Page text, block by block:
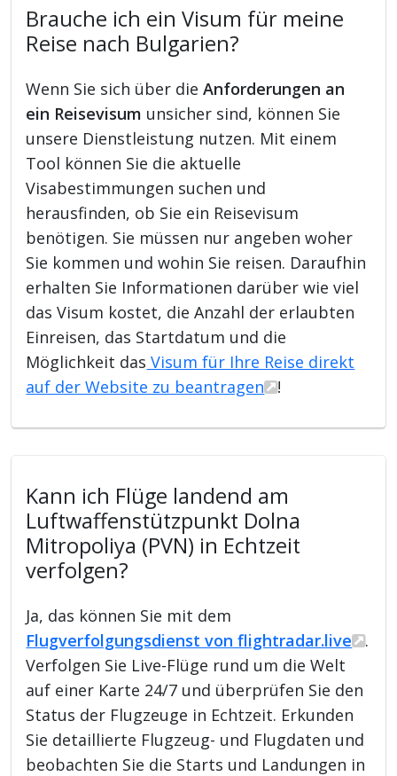
Brauche ich ein Visum für meine
Reise nach Bulgarien?
Wenn Sie sich über dieAnforderungen an
ein Reisevisum unsicher sind, können Sie
unsere Dienstleistung nutzen. Mit einem
Tool können Sie die aktuelle
Visabestimmungen suchen und
herausfinden, ob Sie ein Reisevisum
benötigen. Sie müssen nur angeben woher
Sie kommen und wohin Sie reisen. Daraufhin
erhalten Sie Informationen darüber wie viel
das Visum kostet, die Anzahl der erlaubten
Einreisen, das Startdatum und die
Möglichkeit das Visum für Ihre Reise direkt
auf der Website zu beantragen
!
Kann ich Flüge landend am
Luftwaffenstützpunkt Dolna
Mitropoliya (PVN) in Echtzeit
verfolgen?
Ja, das können Sie mit dem
Flugverfolgungsdienst von flightradar.live
.
Verfolgen Sie Live-Flüge rund um die Welt
auf einer Karte 24/7 und überprüfen Sie den
Status der Flugzeuge in Echtzeit. Erkunden
Sie detaillierte Flugzeug- und Flugdaten und
beobachten Sie die Starts und Landungen in